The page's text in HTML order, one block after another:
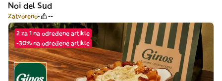
Noi del Sud
Zatvoreno --
2 za 1 na određene artikle
-30% na određene artikle